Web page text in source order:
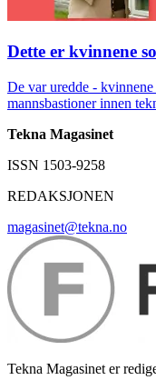
Dette er kvinnene
De var uredde -
mannsbastioner innen
Tekna Magasinet
ISSN 1503-9258
REDAKSJONEN
magasinet@tekna.no
Tekna Magasinet er